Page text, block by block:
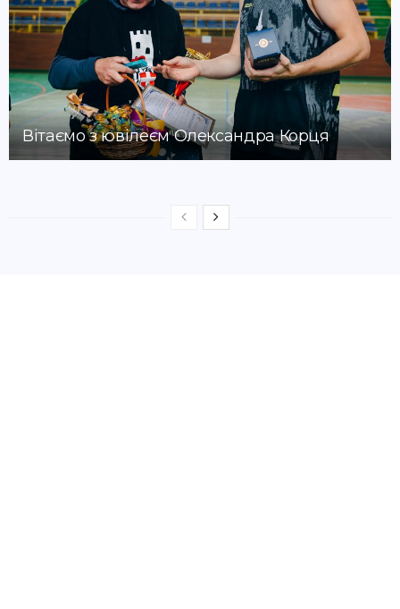
Вітаємо з ювілеєм Олександра Корця